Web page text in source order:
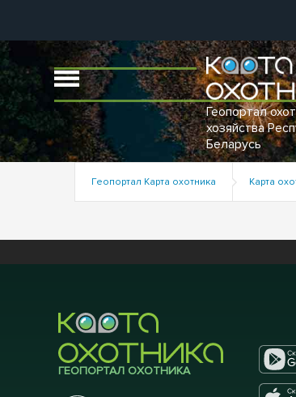
Геопортал
хозяйства
Беларусь
Геопортал Карта охотника Карта
ГЕОПОРТАЛ ОХОТНИКА